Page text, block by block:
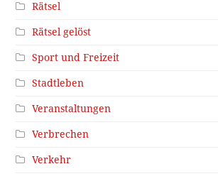
Rätsel
Rätsel gelöst
Sport und Freizeit
Stadtleben
Veranstaltungen
Verbrechen
Verkehr